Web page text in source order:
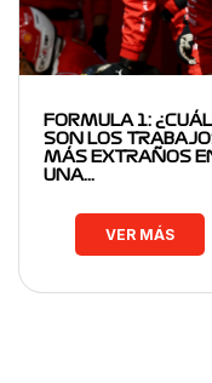
FORMULA 1:
SON LOS
MÁS EXTRAÑOS
UNA…
VER MÁS